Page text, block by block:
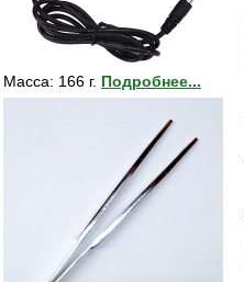
Масса: 166 г. Подробнее...